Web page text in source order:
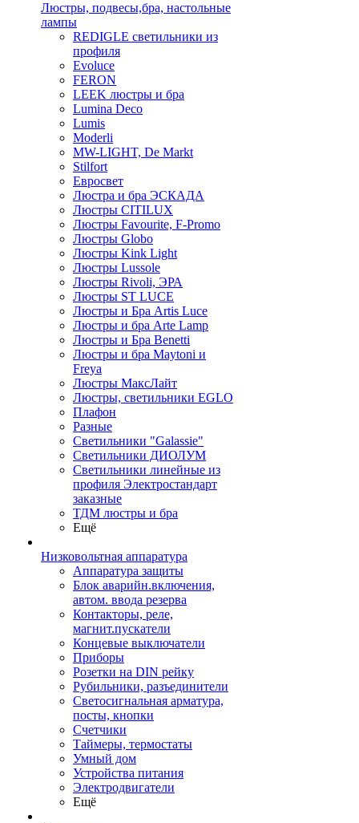
Люстры, подвесы,бра, настольные
лампы
REDIGLE светильники из
профиля
Evoluce
FERON
LEEK люстры и бра
Lumina Deco
Lumis
Moderli
MW-LIGHT, De Markt
Stilfort
Евросвет
Люстра и бра ЭСКАДА
Люстры CITILUX
Люстры Favourite, F-Promo
Люстры Globo
Люстры Kink Light
Люстры Lussole
Люстры Rivoli, ЭРА
Люстры ST LUCE
Люстры и Бра Artis Luce
Люстры и бра Arte Lamp
Люстры и Бра Benetti
Люстры и бра Maytoni и
Freya
Люстры МаксЛайт
Люстры, светильники EGLO
Плафон
Разные
Светильники "Galassie"
Светильники ДИОЛУМ
Светильники линейные из
профиля Электростандарт
заказные
ТДМ люстры и бра
Ещё
Низковольтная аппаратура
Аппаратура защиты
Блок аварийн.включения,
автом. ввода резерва
Контакторы, реле,
магнит.пускатели
Концевые выключатели
Приборы
Розетки на DIN рейку
Рубильники, разъединители
Светосигнальная арматура,
посты, кнопки
Счетчики
Таймеры, термостаты
Умный дом
Устройства питания
Электродвигатели
Ещё